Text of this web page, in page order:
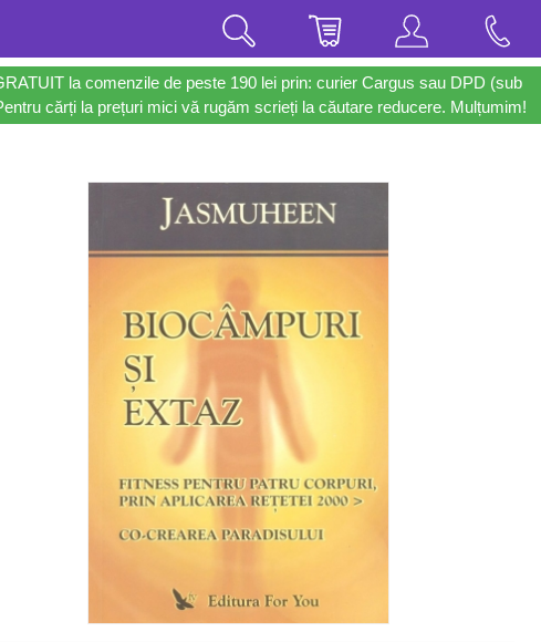
la comenzile de peste 190 lei prin: curier Cargus sau DPD (sub
cărți la prețuri mici vă rugăm scrieți la căutare reducere. Mulțumim!